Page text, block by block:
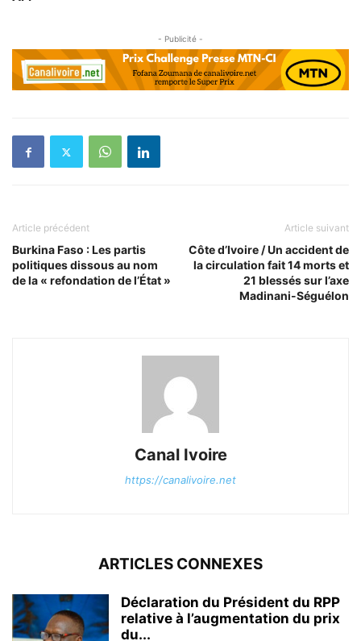
- Publicité -
Article précédent
Burkina Faso : Les partis
politiques dissous au nom
de la « refondation de l’État »
Article suivant
Côte d’Ivoire / Un accident de
la circulation fait 14 morts et
21 blessés sur l’axe
Madinani-Séguélon
Canal Ivoire
https://canalivoire.net
ARTICLES CONNEXES
Déclaration du Président du RPP
relative à l’augmentation du prix
du...